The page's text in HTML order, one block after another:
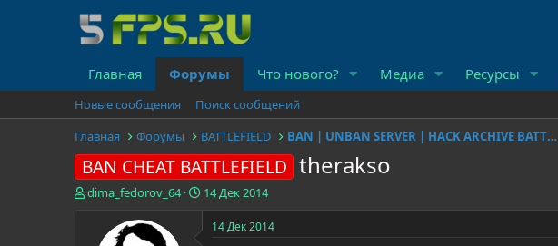
Главная Форумы Что нового? Медиа Ресурсы
Новые сообщения
Поиск сообщений
Главная
Форумы BATTLEFIELD BAN | UNBAN SERVER | HACK ARCHIVE BATTLEFIELD
BAN CHEAT BATTLEFIELD therakso
А
dima_fedorov_64
Д
а
14 Дек 2014
14 Дек 2014